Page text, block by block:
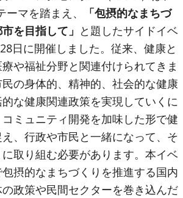
ーマを踏まえ、
「包摂的なまちづ
を目指して」 と題したサイドイベ
日に開催しました。従来、健康と
や福祉分野と関連付けられてきま
の身体的、精神的、社会的な健康
な健康関連政策を実現していくに
ミュニティ開発を加味した形で健
、行政や市民と一緒になって、そ
取り組む必要があります。本イベ
摂的なまちづくりを推進する国内
政策や民間セクターを巻き込んだ